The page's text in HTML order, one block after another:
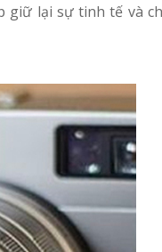
giữ lại sự tinh tế và